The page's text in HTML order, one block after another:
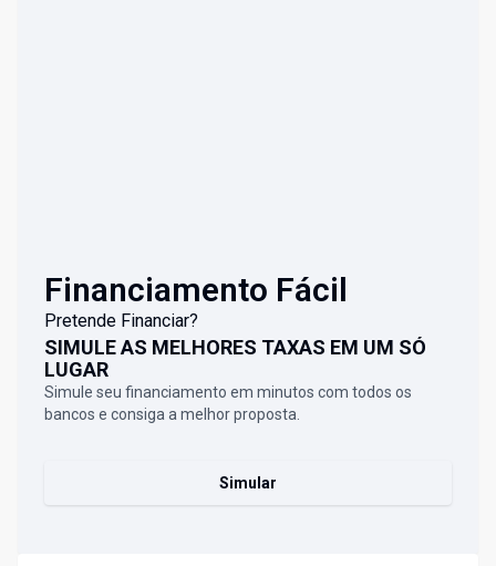
Financiamento Fácil
Pretende Financiar?
SIMULE AS MELHORES TAXAS EM UM SÓ
LUGAR
Simule seu financiamento em minutos com todos os
bancos e consiga a melhor proposta.
Simular